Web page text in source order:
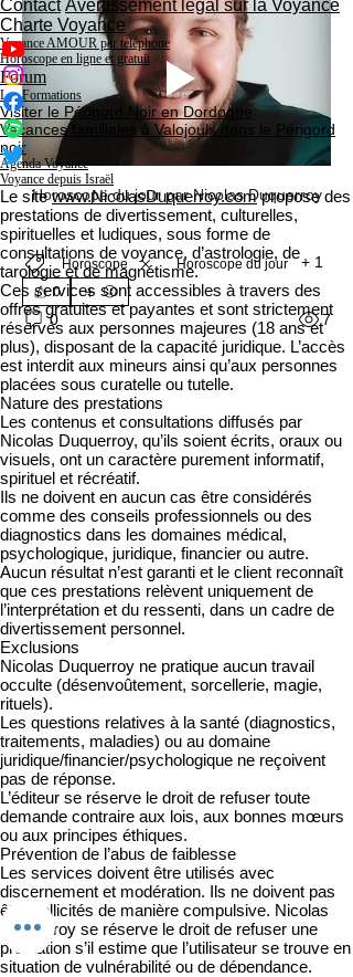
Horoscope du jour par Nicolas Duquerroy
Horoscope Horoscope du jour + 1
0
0 7
Contact Avertissement légal sur la Voyance
Charte Voyance
Voyance AMOUR par téléphone
Horoscope en ligne et gratuit
Forum
Les Formations
Visiter le Périgord Noir en Dordogne
Vacances familiales à Valojoulx dans le Périgord
noir
Agenda Voyance
Voyance depuis Israël
Le sitewww.NicolasDuquerroy.compropose des
prestations de divertissement, culturelles,
spirituelles et ludiques, sous forme de
consultations de voyance, d’astrologie, de
tarologie et de magnétisme.
Ces services sont accessibles à travers des
offres gratuites et payantes et sont strictement
réservés aux personnes majeures (18 ans et
plus), disposant de la capacité juridique. L’accès
est interdit aux mineurs ainsi qu’aux personnes
placées sous curatelle ou tutelle.
Nature des prestations
Les contenus et consultations diffusés par
Nicolas Duquerroy, qu’ils soient écrits, oraux ou
visuels, ont un caractère purement informatif,
spirituel et récréatif.
Ils ne doivent en aucun cas être considérés
comme des conseils professionnels ou des
diagnostics dans les domaines médical,
psychologique, juridique, financier ou autre.
Aucun résultat n’est garanti et le client reconnaît
que ces prestations relèvent uniquement de
l’interprétation et du ressenti, dans un cadre de
divertissement personnel.
Exclusions
Nicolas Duquerroy ne pratique aucun travail
occulte (désenvoûtement, sorcellerie, magie,
rituels).
Les questions relatives à la santé (diagnostics,
traitements, maladies) ou au domaine
juridique/financier/psychologique ne reçoivent
pas de réponse.
L’éditeur se réserve le droit de refuser toute
demande contraire aux lois, aux bonnes mœurs
ou aux principes éthiques.
Prévention de l’abus de faiblesse
Les services doivent être utilisés avec
discernement et modération. Ils ne doivent pas
être sollicités de manière compulsive. Nicolas
Duquerroy se réserve le droit de refuser une
prestation s’il estime que l’utilisateur se trouve en
situation de vulnérabilité ou de dépendance.